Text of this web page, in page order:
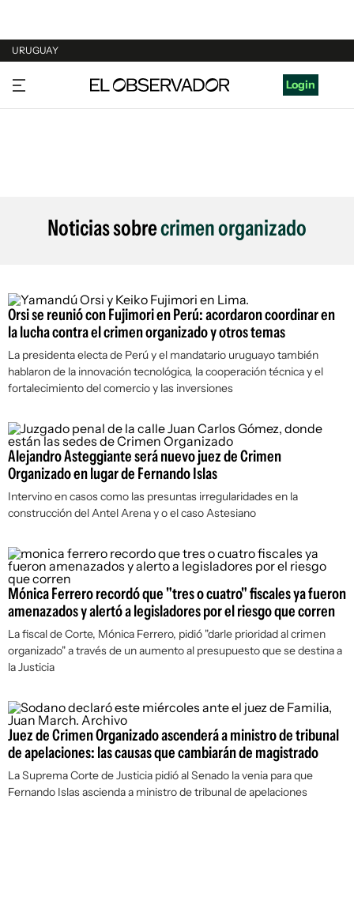
URUGUAY
URUGUAY
ARGENTINA
Login
Noticias sobrecrimen organizado
Orsi se reunió con Fujimori en Perú: acordaron coordinar en
la lucha contra el crimen organizado y otros temas
La presidenta electa de Perú y el mandatario uruguayo también
hablaron de la innovación tecnológica, la cooperación técnica y el
fortalecimiento del comercio y las inversiones
Alejandro Asteggiante será nuevo juez de Crimen
Organizado en lugar de Fernando Islas
Intervino en casos como las presuntas irregularidades en la
construcción del Antel Arena y o el caso Astesiano
Mónica Ferrero recordó que "tres o cuatro" fiscales ya fueron
amenazados y alertó a legisladores por el riesgo que corren
La fiscal de Corte, Mónica Ferrero, pidió "darle prioridad al crimen
organizado" a través de un aumento al presupuesto que se destina a
la Justicia
Juez de Crimen Organizado ascenderá a ministro de tribunal
de apelaciones: las causas que cambiarán de magistrado
La Suprema Corte de Justicia pidió al Senado la venia para que
Fernando Islas ascienda a ministro de tribunal de apelaciones